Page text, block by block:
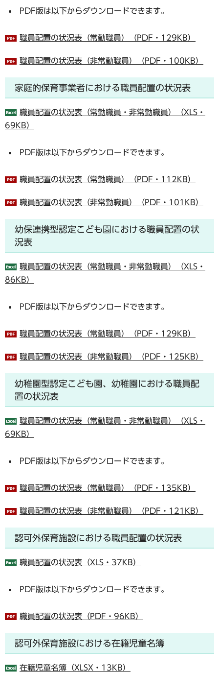
PDF版は以下からダウンロードできます。
職員配置の状況表（常勤職員）（PDF・129KB）
職員配置の状況表（非常勤職員）（PDF・100KB）
家庭的保育事業者における職員配置の状況表
職員配置の状況表（常勤職員・非常勤職員）（XLS・
69KB）
PDF版は以下からダウンロードできます。
職員配置の状況表（常勤職員）（PDF・112KB）
職員配置の状況表（非常勤職員）（PDF・101KB）
幼保連携型認定こども園における職員配置の状
況表
職員配置の状況表（常勤職員・非常勤職員）（XLS・
86KB）
PDF版は以下からダウンロードできます。
職員配置の状況表（常勤職員）（PDF・129KB）
職員配置の状況表（非常勤職員）（PDF・125KB）
幼稚園型認定こども園、幼稚園における職員配
置の状況表
職員配置の状況表（常勤職員・非常勤職員）（XLS・
69KB）
PDF版は以下からダウンロードできます。
職員配置の状況表（常勤職員）（PDF・135KB）
職員配置の状況表（非常勤職員）（PDF・121KB）
認可外保育施設における職員配置の状況表
職員配置の状況表（XLS・37KB）
PDF版は以下からダウンロードできます。
職員配置の状況表（PDF・96KB）
認可外保育施設における在籍児童名簿
在籍児童名簿（XLSX・13KB）